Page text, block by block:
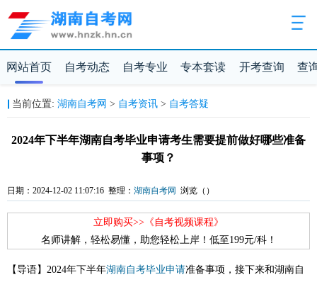
网站首页 自考动态 自考专业 专本套读 开考查询 查
当前位置: 湖南自考网 > 自考资讯> 自考答疑
2024年下半年湖南自考毕业申请考生需要提前做好哪些准备
事项？
日期：2024-12-02 11:07:16 整理： 湖南自考网 浏览（ ）
立即购买>>《自考视频课程》
名师讲解，轻松易懂，助您轻松上岸！低至199元/科！
【导语】2024年下半年湖南自考毕业申请准备事项，接下来和湖南自